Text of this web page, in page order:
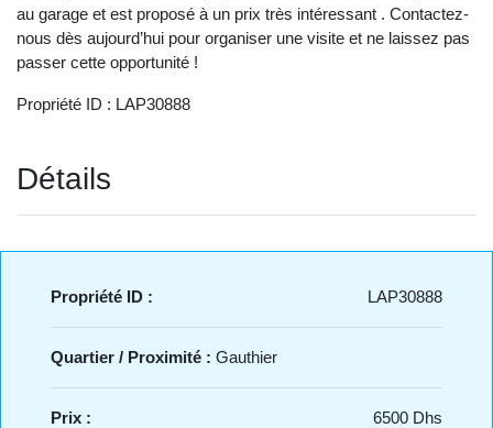
au garage et est proposé à un prix très intéressant . Contactez-
nous dès aujourd’hui pour organiser une visite et ne laissez pas
passer cette opportunité !
Propriété ID : LAP30888
Détails
Propriété ID : LAP30888
Quartier / Proximité : Gauthier
Prix : 6500 Dhs